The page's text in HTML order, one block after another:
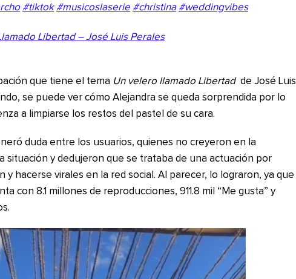
#tiktok #musicoslaserie #christina #weddingvibes
Libertad – José Luis Perales
que tiene el tema Un velero llamado Libertad de José Luis
se puede ver cómo Alejandra se queda sorprendida por lo
a limpiarse los restos del pastel de su cara.
duda entre los usuarios, quienes no creyeron en la
situación y dedujeron que se trataba de una actuación por
y hacerse virales en la red social. Al parecer, lo lograron, ya que
con 8.1 millones de reproducciones, 911.8 mil “Me gusta” y